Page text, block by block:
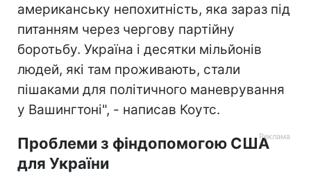
американську непохитність, яка зараз під
питанням через чергову партійну
боротьбу. Україна і десятки мільйонів
людей, які там проживають, стали
пішаками для політичного маневрування
у Вашингтоні", - написав Коутс.
Проблеми з фіндопомогою США
для України